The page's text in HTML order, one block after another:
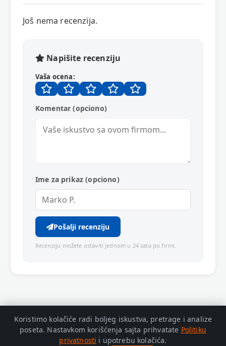
Još nema recenzija.
Napišite recenziju
Vaša ocena:
Komentar (opciono)
Ime za prikaz (opciono)
Pošalji recenziju
Recenziju možete ostaviti jednom u 24 sata po firmi.
Koristimo kolačiće radi boljeg iskustva, pretrage i analize
poseta. Nastavkom korišćenja sajta prihvatate Politiku
privatnosti i upotrebu kolačića.